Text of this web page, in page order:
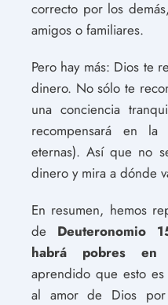
correcto por los
amigos o familiares.
Pero hay más: Dios te
dinero. No sólo te
una conciencia
recompensará en
eternas). Así que no
dinero y mira a dónde
En resumen, hemos
de Deuteronomio
habrá pobres en
aprendido que esto
al amor de Dios por